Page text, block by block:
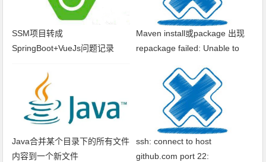
SSM项目转成
SpringBoot+VueJs问题记录
Maven install或package 出现
repackage failed: Unable to
Java合并某个目录下的所有文件
内容到一个新文件
ssh: connect to host
github.com port 22: